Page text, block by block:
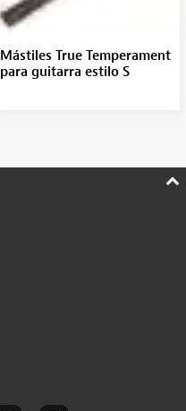
Mástiles True Temperament
para guitarra estilo S